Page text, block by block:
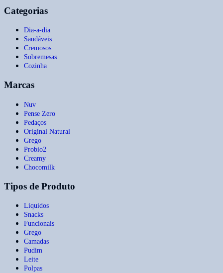
Categorias
Dia-a-dia
Saudáveis
Cremosos
Sobremesas
Cozinha
Marcas
Nuv
Pense Zero
Pedaços
Original Natural
Grego
Probio2
Creamy
Chocomilk
Tipos de Produto
Líquidos
Snacks
Funcionais
Grego
Camadas
Pudim
Leite
Polpas